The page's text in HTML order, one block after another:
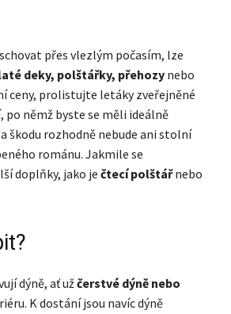
přes vlezlým počasím, lze
deky, polštářky, přehozynebo
ceny, prolistujte letáky zveřejněné
po němž byste se měli ideálně
škodu rozhodně nebude ani stolní
románu. Jakmile se
doplňky, jako je čtecí polštářnebo
dýně, ať užčerstvé dýně nebo
K dostání jsou navíc dýně